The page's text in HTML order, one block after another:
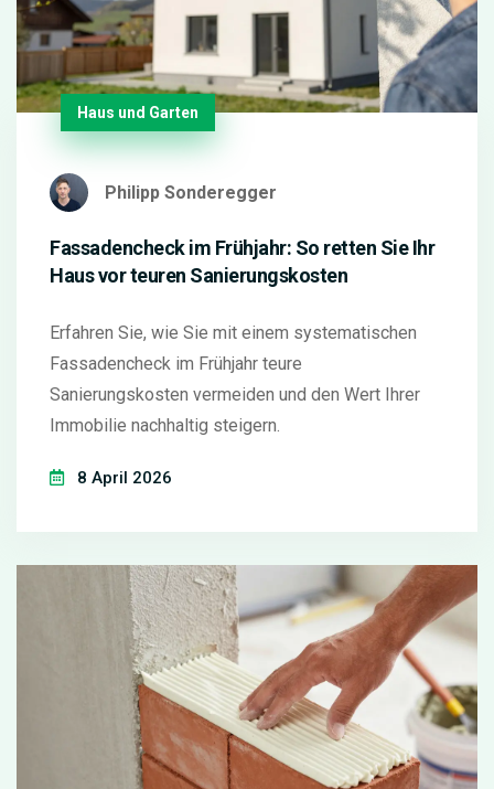
Haus und Garten
Philipp Sonderegger
Fassadencheck im Frühjahr: So retten Sie Ihr
Haus vor teuren Sanierungskosten
Erfahren Sie, wie Sie mit einem systematischen
Fassadencheck im Frühjahr teure
Sanierungskosten vermeiden und den Wert Ihrer
Immobilie nachhaltig steigern.
8 April 2026